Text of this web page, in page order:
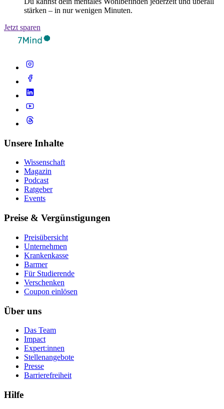
stärken – in nur wenigen Minuten.
Jetzt sparen
Unsere Inhalte
Wissenschaft
Magazin
Podcast
Ratgeber
Events
Preise & Vergünstigungen
Preisübersicht
Unternehmen
Krankenkasse
Barmer
Für Studierende
Ver­schen­ken
Coupon einlösen
Über uns
Das Team
Impact
Expert:innen
Stellenangebote
Presse
Barrierefreiheit
Hilfe